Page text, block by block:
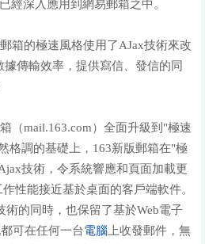
經深入應用到網易郵箱之中。
箱的極速風格使用了AJax技術來改
傳輸效率，提供寫信、發信的同
（mail.163.com）全面升級到"極速
格調的基礎上，163新版郵箱在"極
技術，令系統響應和頁面加載更
性能接近基於桌面的客戶端軟件。
術的同時，也保留了基於Web電子
可在任何一台電腦 上收發郵件，無